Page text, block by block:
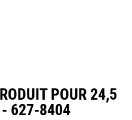
POUR 24,5
- 627-8404